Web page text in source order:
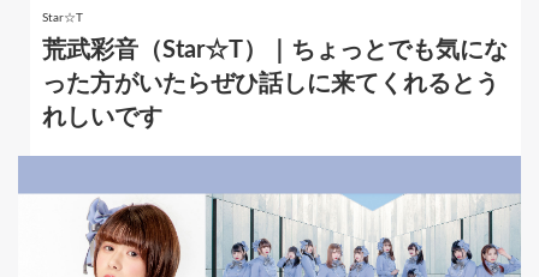
Star☆T
荒武彩音（Star☆T）｜ちょっとでも気にな
った方がいたらぜひ話しに来てくれるとう
れしいです